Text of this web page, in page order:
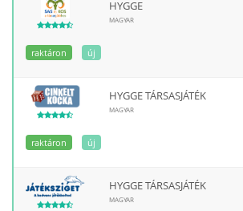
HYGGE
MAGYAR
raktáron új
HYGGE TÁRSASJÁTÉK
MAGYAR
raktáron új
HYGGE TÁRSASJÁTÉK
MAGYAR